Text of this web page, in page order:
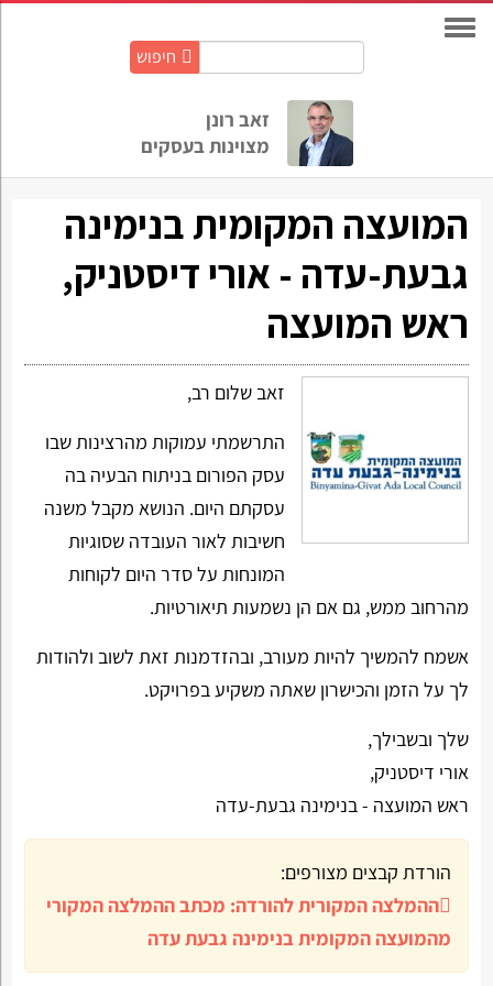
חיפוש
זאב רונן
מצוינות בעסקים
המועצה המקומית בנימינה
גבעת-עדה - אורי דיסטניק,
ראש המועצה
זאב שלום רב,
התרשמתי עמוקות מהרצינות שבו
עסק הפורום בניתוח הבעיה בה
עסקתם היום. הנושא מקבל משנה
חשיבות לאור העובדה שסוגיות
המונחות על סדר היום לקוחות
מהרחוב ממש, גם אם הן נשמעות תיאורטיות.
אשמח להמשיך להיות מעורב, ובהזדמנות זאת לשוב ולהודות
לך על הזמן והכישרון שאתה משקיע בפרויקט.
שלך ובשבילך,
אורי דיסטניק,
ראש המועצה - בנימינה גבעת-עדה
הורדת קבצים מצורפים:
ההמלצה המקורית להורדה: מכתב ההמלצה המקורי
מהמועצה המקומית בנימינה גבעת עדה